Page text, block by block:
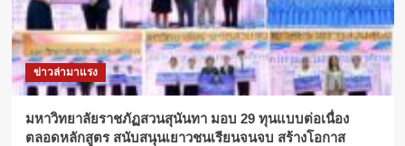
บน
รถ
พยาบาล
รองรับ
เทศกาล
ปี
ข่าวล่ามาแรง
มหาวิทยาลัยราชภัฏสวนสุนันทา มอบ 29 ทุนแบบต่อเนื่อง
ตลอดหลักสูตร สนับสนุนเยาวชนเรียนจนจบ สร้างโอกาส